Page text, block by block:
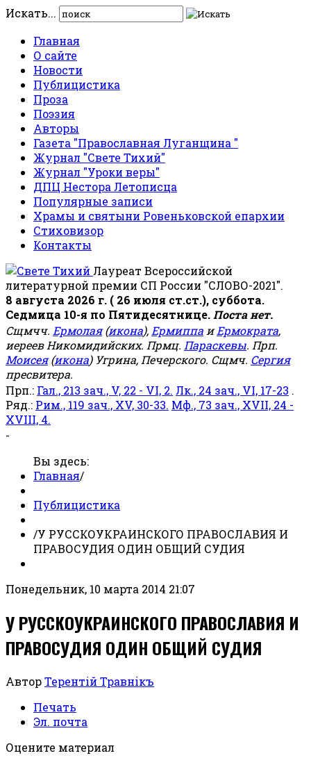
Искать...
Главная
О сайте
Новости
Публицистика
Проза
Поэзия
Авторы
Газета "Православная Луганщина "
Журнал "Свете Тихий"
Журнал "Уроки веры"
ДПЦ Нестора Летописца
Популярные записи
Храмы и святыни Ровеньковской епархии
Стиховизор
Контакты
Лауреат Всероссийской
литературной премии СП России "СЛОВО-2021".
8 августа 2026 г. ( 26 июля ст.ст.), суббота.
Седмица 10-я по Пятидесятнице. Поста нет.
Сщмчч. Ермолая(икона), Ермиппа иЕрмократа,
иереев Никомидийских. Прмц. Параскевы. Прп.
Моисея(икона) Угрина, Печерского. Сщмч. Сергия
пресвитера.
Прп.: Гал., 213 зач., V, 22 - VI, 2. Лк., 24 зач., VI, 17-23 .
Ряд.: Рим., 119 зач., XV, 30-33. Мф., 73 зач., XVII, 24 -
XVIII, 4.
-
Вы здесь:
Главная/
Публицистика
/У РУССКОУКРАИНСКОГО ПРАВОСЛАВИЯ И
ПРАВОСУДИЯ ОДИН ОБЩИЙ СУДИЯ
Понедельник, 10 марта 2014 21:07
У РУССКОУКРАИНСКОГО ПРАВОСЛАВИЯ И
ПРАВОСУДИЯ ОДИН ОБЩИЙ СУДИЯ
АвторТерентiй Травнiкъ
Печать
Эл. почта
Оцените материал